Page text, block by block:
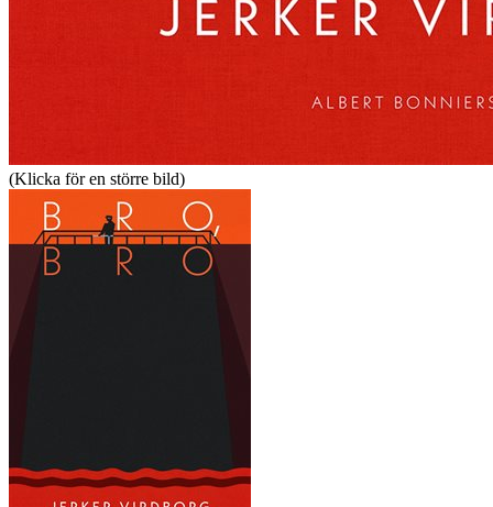
(Klicka för en större bild)